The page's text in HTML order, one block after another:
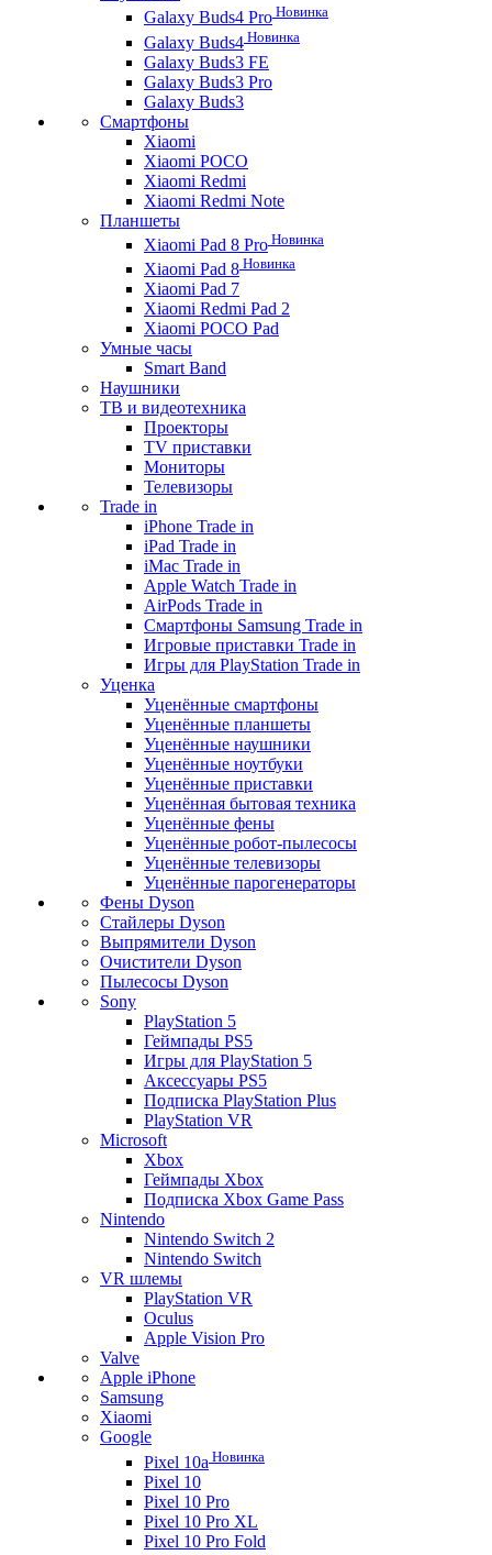
Galaxy Buds4 Pro Новинка
Galaxy Buds4 Новинка
Galaxy Buds3 FE
Galaxy Buds3 Pro
Galaxy Buds3
Смартфоны
Xiaomi
Xiaomi POCO
Xiaomi Redmi
Xiaomi Redmi Note
Планшеты
Xiaomi Pad 8 Pro Новинка
Xiaomi Pad 8 Новинка
Xiaomi Pad 7
Xiaomi Redmi Pad 2
Xiaomi POCO Pad
Умные часы
Smart Band
Наушники
ТВ и видеотехника
Проекторы
TV приставки
Мониторы
Телевизоры
Trade in
iPhone Trade in
iPad Trade in
iMac Trade in
Apple Watch Trade in
AirPods Trade in
Смартфоны Samsung Trade in
Игровые приставки Trade in
Игры для PlayStation Trade in
Уценка
Уценённые смартфоны
Уценённые планшеты
Уценённые наушники
Уценённые ноутбуки
Уценённые приставки
Уценённая бытовая техника
Уценённые фены
Уценённые робот-пылесосы
Уценённые телевизоры
Уценённые парогенераторы
Фены Dyson
Стайлеры Dyson
Выпрямители Dyson
Очистители Dyson
Пылесосы Dyson
Sony
PlayStation 5
Геймпады PS5
Игры для PlayStation 5
Аксессуары PS5
Подписка PlayStation Plus
PlayStation VR
Microsoft
Xbox
Геймпады Xbox
Подписка Xbox Game Pass
Nintendo
Nintendo Switch 2
Nintendo Switch
VR шлемы
PlayStation VR
Oculus
Apple Vision Pro
Valve
Apple iPhone
Samsung
Xiaomi
Google
Pixel 10a Новинка
Pixel 10
Pixel 10 Pro
Pixel 10 Pro XL
Pixel 10 Pro Fold